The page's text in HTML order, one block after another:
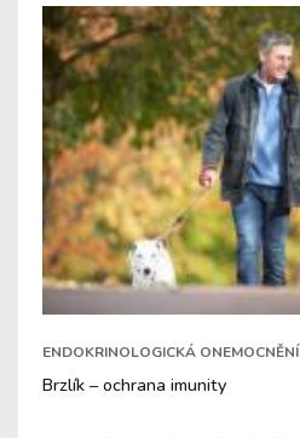
ENDOKRINOLOGICKÁ ONEMOCNĚNÍ
Brzlík – ochrana imunity